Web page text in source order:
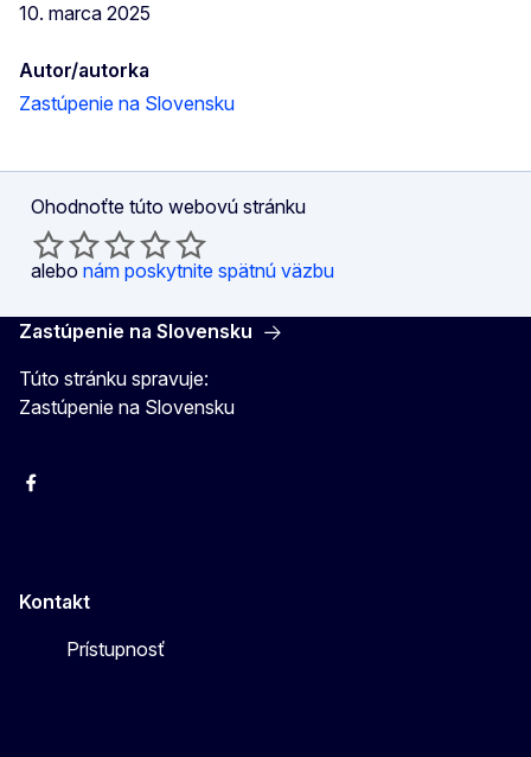
10. marca 2025
Autor/autorka
Zastúpenie na Slovensku
Ohodnoťte túto webovú stránku
alebo nám poskytnite spätnú väzbu
Zastúpenie na Slovensku
Túto stránku spravuje:
Zastúpenie na Slovensku
Facebook
Kontakt
Prístupnosť